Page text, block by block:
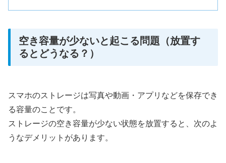
空き容量が少ないと起こる問題（放置す
るとどうなる？）
スマホのストレージは写真や動画・アプリなどを保存でき
る容量のことです。
ストレージの空き容量が少ない状態を放置すると、次のよ
うなデメリットがあります。